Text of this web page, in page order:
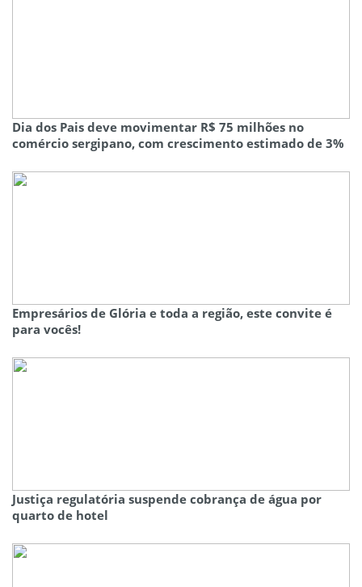
Dia dos Pais deve movimentar R$ 75 milhões no
comércio sergipano, com crescimento estimado de 3%
Empresários de Glória e toda a região, este convite é
para vocês!
Justiça regulatória suspende cobrança de água por
quarto de hotel